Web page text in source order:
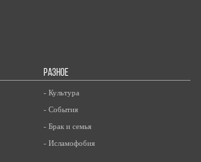
РАЗНОЕ
- Культура
- События
- Брак и семья
- Исламофобия